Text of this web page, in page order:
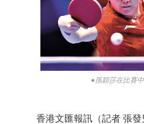
●孫穎莎在比賽
香港文匯報訊（記者 張發